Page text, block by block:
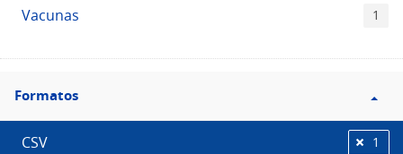
Vacunas 1
Filtro
Formatos
Formatos
CSV 1